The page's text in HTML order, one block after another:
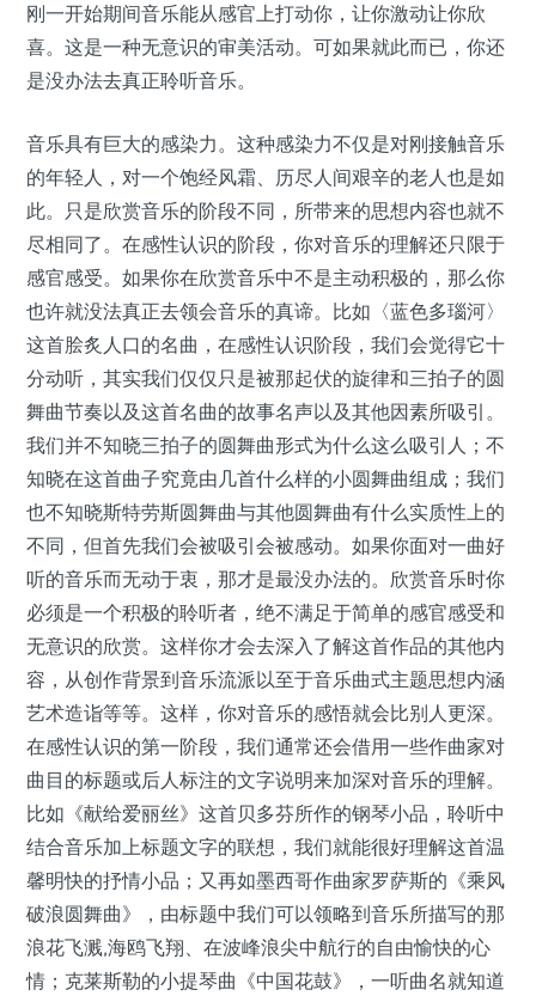
刚一开始期间音乐能从感官上打动你，让你激动让你欣
喜。这是一种无意识的审美活动。可如果就此而已，你还
是没办法去真正聆听音乐。
音乐具有巨大的感染力。这种感染力不仅是对刚接触音乐
的年轻人，对一个饱经风霜、历尽人间艰辛的老人也是如
此。只是欣赏音乐的阶段不同，所带来的思想内容也就不
尽相同了。在感性认识的阶段，你对音乐的理解还只限于
感官感受。如果你在欣赏音乐中不是主动积极的，那么你
也许就没法真正去领会音乐的真谛。比如〈蓝色多瑙河〉
这首脍炙人口的名曲，在感性认识阶段，我们会觉得它十
分动听，其实我们仅仅只是被那起伏的旋律和三拍子的圆
舞曲节奏以及这首名曲的故事名声以及其他因素所吸引。
我们并不知晓三拍子的圆舞曲形式为什么这么吸引人；不
知晓在这首曲子究竟由几首什么样的小圆舞曲组成；我们
也不知晓斯特劳斯圆舞曲与其他圆舞曲有什么实质性上的
不同，但首先我们会被吸引会被感动。如果你面对一曲好
听的音乐而无动于衷，那才是最没办法的。欣赏音乐时你
必须是一个积极的聆听者，绝不满足于简单的感官感受和
无意识的欣赏。这样你才会去深入了解这首作品的其他内
容，从创作背景到音乐流派以至于音乐曲式主题思想内涵
艺术造诣等等。这样，你对音乐的感悟就会比别人更深。
在感性认识的第一阶段，我们通常还会借用一些作曲家对
曲目的标题或后人标注的文字说明来加深对音乐的理解。
比如《献给爱丽丝》这首贝多芬所作的钢琴小品，聆听中
结合音乐加上标题文字的联想，我们就能很好理解这首温
馨明快的抒情小品；又再如墨西哥作曲家罗萨斯的《乘风
破浪圆舞曲》，由标题中我们可以领略到音乐所描写的那
浪花飞溅,海鸥飞翔、在波峰浪尖中航行的自由愉快的心
情；克莱斯勒的小提琴曲《中国花鼓》，一听曲名就知道